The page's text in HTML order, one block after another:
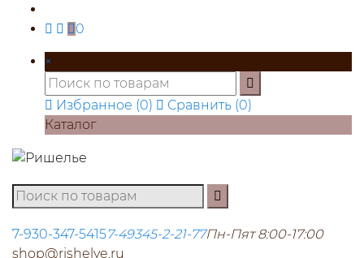
0
×
Избранное (0) Сравнить (0)
Каталог
7-930-347-54157-49345-2-21-77Пн-Пят 8:00-17:00
shop@rishelye.ru